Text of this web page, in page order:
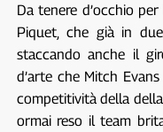
Da tenere d’occhio
Piquet, che già in
staccando anche il
d’arte che Mitch
competitività della
ormai reso il team